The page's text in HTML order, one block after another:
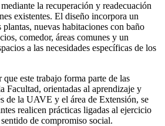
la recuperación y readecuación
existentes. El diseño incorpora un
nuevas habitaciones con baño
comedor, áreas comunes y un
a las necesidades específicas de los
que este trabajo forma parte de las
Facultad, orientadas al aprendizaje y
de la UAVE y el área de Extensión, se
realicen prácticas ligadas al ejercicio
de compromiso social.